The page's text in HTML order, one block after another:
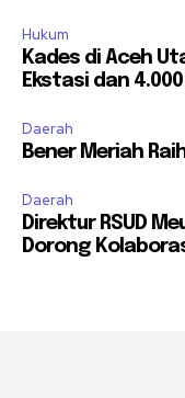
Hukum
Kades di Aceh
Ekstasi dan
Daerah
Bener Meriah
Daerah
Direktur RSUD
Dorong